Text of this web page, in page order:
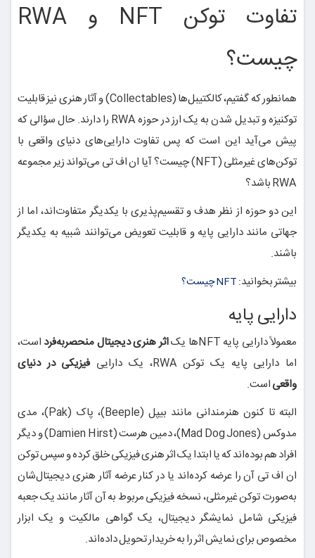
تفاوت توکن NFT و RWA
چیست؟
همانطور که گفتیم، کالکتیبل‌ها (Collectables) و آثار هنری نیز قابلیت
توکنیزه و تبدیل شدن به یک ارز در حوزه RWA را دارند. حال سؤالی که
پیش می‌آید این است که پس تفاوت دارایی‌های دنیای واقعی با
توکن‌های غیرمثلی (NFT) چیست؟ آیا ان اف تی می‌تواند زیر مجموعه
RWA باشد؟
این دو حوزه از نظر هدف و تقسیم‌پذیری با یکدیگر متفاوت‌اند، اما از
جهاتی مانند دارایی پایه و قابلیت تعویض می‌توانند شبیه به یکدیگر
باشند.
بیشتر بخوانید:NFT چیست؟
دارایی پایه
معمولاً دارایی پایه‌ NFTها یک اثر هنری دیجیتال منحصربه‌فرد است،
اما دارایی پایه یک توکن RWA، یک دارایی
فیزیکی در دنیای
واقعیاست.
البته تا کنون هنرمندانی مانند بیپل (Beeple)، پاک (Pak)، مدی
مدوکس (Mad Dog Jones)، دمین هرست (Damien Hirst) و دیگر
افراد هم بوده‌اند که یا ابتدا یک اثر هنری فیزیکی خلق کرده و سپس توکن
ان اف تی آن را عرضه کرده‌اند یا در کنار عرضه آثار هنری دیجیتال‌شان
به‌صورت توکن غیرمثلی، نسخه فیزیکی مربوط به آن آثار مانند یک جعبه
فیزیکی شامل نمایشگر دیجیتال، یک گواهی مالکیت و یک ابزار
مخصوص برای نمایش اثر را به خریدار تحویل داده‌اند.